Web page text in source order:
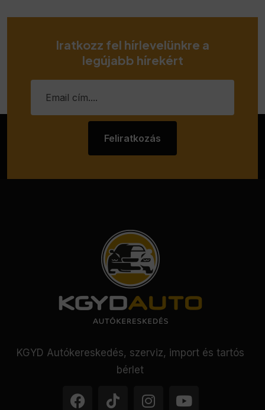
Iratkozz fel hírlevelünkre a
legújabb hírekért
Feliratkozás
KGYD Autókereskedés, szerviz, import és tartós
bérlet